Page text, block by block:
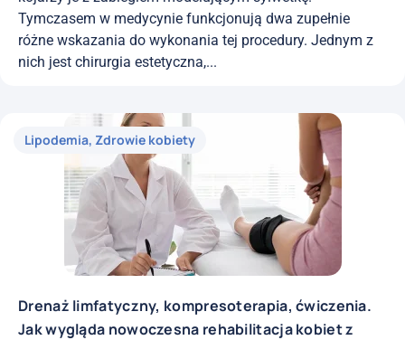
Tymczasem w medycynie funkcjonują dwa zupełnie
różne wskazania do wykonania tej procedury. Jednym z
nich jest chirurgia estetyczna,...
Lipodemia, Zdrowie kobiety
Drenaż limfatyczny, kompresoterapia, ćwiczenia.
Jak wygląda nowoczesna rehabilitacja kobiet z